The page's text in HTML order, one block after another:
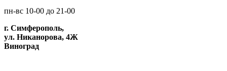
пн-вс 10-00 до 21-00
г. Симферополь,
ул. Никанорова, 4Ж
Виноград